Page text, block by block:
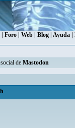
Foro| Web| Blog| Ayuda|
de Mastodon